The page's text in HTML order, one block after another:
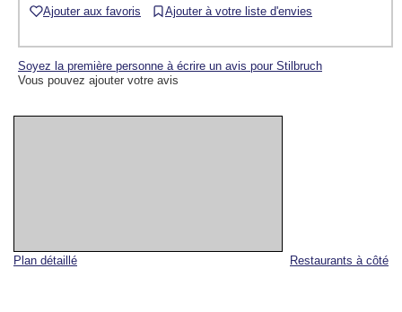
Restaurants à côté
Plan détaillé
Ajouter aux favoris Ajouter à votre liste d'envies
Soyez la première personne à écrire un avis pour Stilbruch
Vous pouvez ajouter votre avis